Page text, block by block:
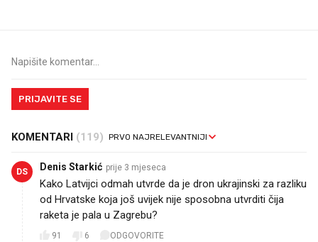
PRIJAVITE SE
KOMENTARI (119)
DS Denis Starkić prije 3 mjeseca
Kako Latvijci odmah utvrde da je dron ukrajinski za razliku
od Hrvatske koja još uvijek nije sposobna utvrditi čija
raketa je pala u Zagrebu?
91 6 ODGOVORITE